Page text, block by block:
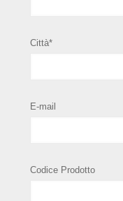
Città*
E-mail
Codice Prodotto